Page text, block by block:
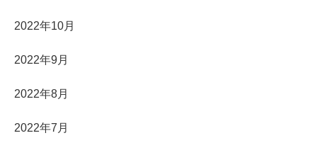
2022年10月
2022年9月
2022年8月
2022年7月